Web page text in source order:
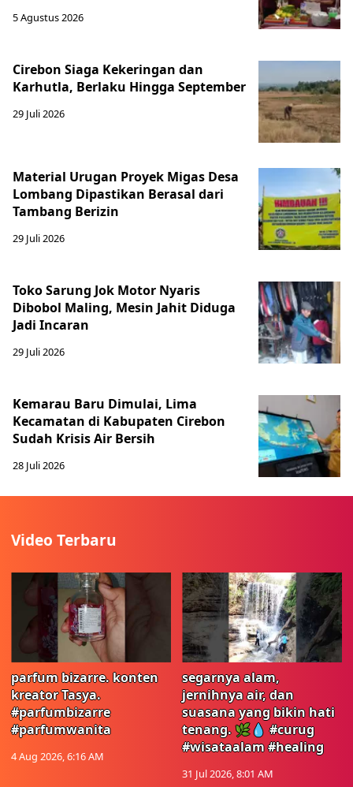
5 Agustus 2026
Cirebon Siaga Kekeringan dan
Karhutla, Berlaku Hingga September
29 Juli 2026
Material Urugan Proyek Migas Desa
Lombang Dipastikan Berasal dari
Tambang Berizin
29 Juli 2026
Toko Sarung Jok Motor Nyaris
Dibobol Maling, Mesin Jahit Diduga
Jadi Incaran
29 Juli 2026
Kemarau Baru Dimulai, Lima
Kecamatan di Kabupaten Cirebon
Sudah Krisis Air Bersih
28 Juli 2026
Video Terbaru
parfum bizarre. konten
kreator Tasya.
#parfumbizarre
#parfumwanita
4 Aug 2026, 6:16 AM
segarnya alam,
jernihnya air, dan
suasana yang bikin hati
tenang. 🌿💧 #curug
#wisataalam #healing
31 Jul 2026, 8:01 AM